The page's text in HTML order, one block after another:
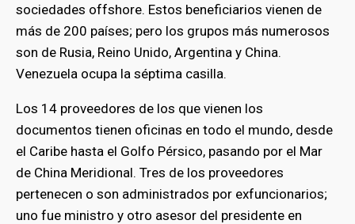
sociedades offshore. Estos beneficiarios vienen de
más de 200 países; pero los grupos más numerosos
son de Rusia, Reino Unido, Argentina y China.
Venezuela ocupa la séptima casilla.
Los 14 proveedores de los que vienen los
documentos tienen oficinas en todo el mundo, desde
el Caribe hasta el Golfo Pérsico, pasando por el Mar
de China Meridional. Tres de los proveedores
pertenecen o son administrados por exfuncionarios;
uno fue ministro y otro asesor del presidente en